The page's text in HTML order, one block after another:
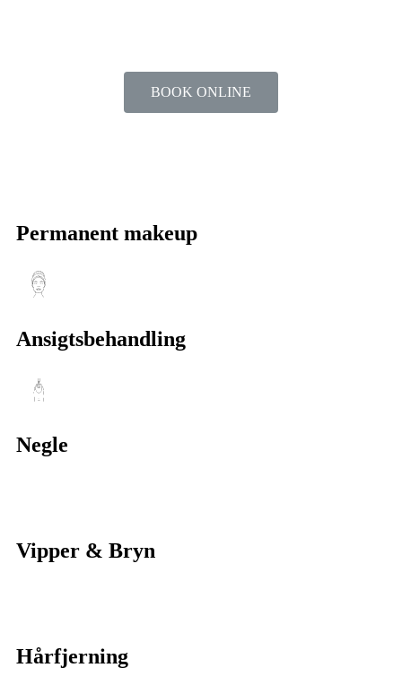
BOOK ONLINE
Permanent makeup
Ansigtsbehandling
Negle
Vipper & Bryn
Hårfjerning